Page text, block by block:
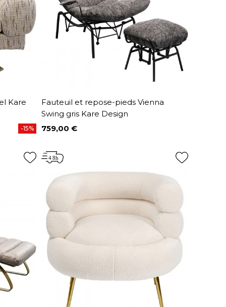
Kare
-15%
Fauteuil et repose-pieds Vienna
Swing gris Kare Design
Prix
759,00 €